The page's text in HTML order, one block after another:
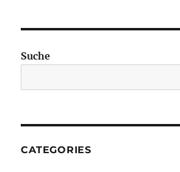
Suche
CATEGORIES